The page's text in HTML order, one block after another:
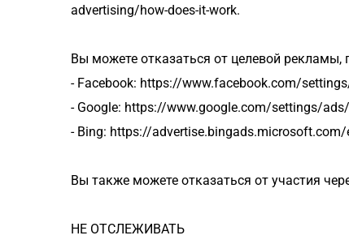
advertising/how-does-it-work.
Вы можете отказаться от целевой рекламы,
- Facebook: https://www.facebook.com/
- Google: https://www.google.com/settings/
- Bing: https://
Вы также можете отказаться от участия
НЕ ОТСЛЕЖИВАТЬ